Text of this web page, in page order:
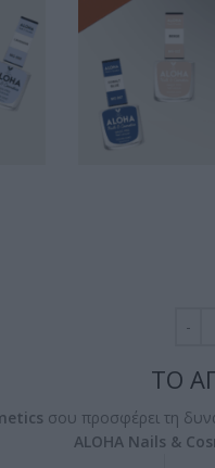
ΤΟ
σου προσφέρει τη
ALOHA Nails &